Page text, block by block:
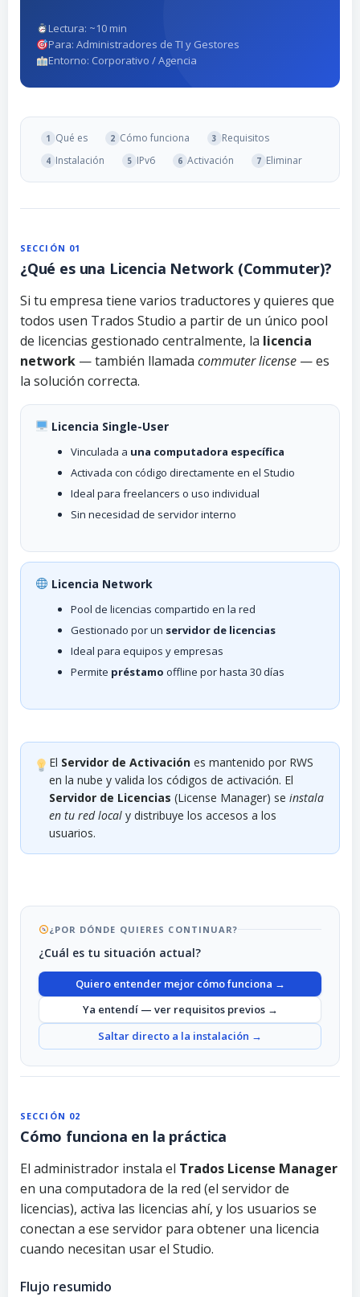
Lectura: ~10 min
Para: Administradores de TI y Gestores
Entorno: Corporativo / Agencia
1 Qué es 2 Cómo funciona 3 Requisitos
4 Instalación 5 IPv6 6 Activación 7 Eliminar
SECCIÓN 01
¿Qué es una Licencia Network (Commuter)?
Si tu empresa tiene varios traductores y quieres que
todos usen Trados Studio a partir de un único pool
de licencias gestionado centralmente, la licencia
network — también llamada commuter license — es
la solución correcta.
Licencia Single-User
Vinculada a una computadora específica
Activada con código directamente en el Studio
Ideal para freelancers o uso individual
Sin necesidad de servidor interno
Licencia Network
Pool de licencias compartido en la red
Gestionado por un servidor de licencias
Ideal para equipos y empresas
Permite préstamo offline por hasta 30 días
El Servidor de Activación es mantenido por RWS
en la nube y valida los códigos de activación. El
Servidor de Licencias (License Manager) seinstala
en tu red local y distribuye los accesos a los
usuarios.
¿POR DÓNDE QUIERES CONTINUAR?
¿Cuál es tu situación actual?
Quiero entender mejor cómo funciona →
Ya entendí — ver requisitos previos →
Saltar directo a la instalación →
SECCIÓN 02
Cómo funciona en la práctica
El administrador instala el Trados License Manager
en una computadora de la red (el servidor de
licencias), activa las licencias ahí, y los usuarios se
conectan a ese servidor para obtener una licencia
cuando necesitan usar el Studio.
Flujo resumido